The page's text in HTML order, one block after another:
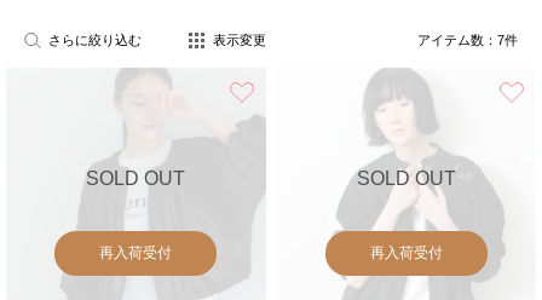
さらに絞り込む 表示変更 アイテム数： 7件
SOLD OUT
再入荷受付
SOLD OUT
再入荷受付